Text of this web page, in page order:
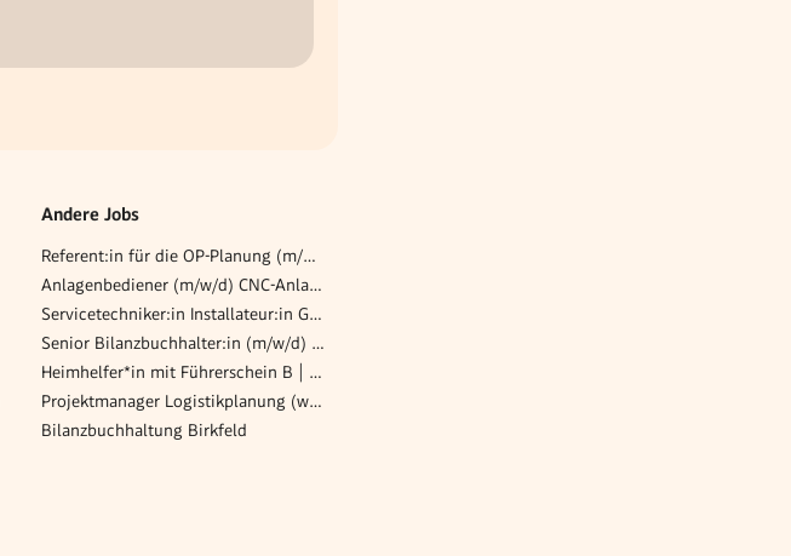
Andere Jobs
Referent:in für die OP-Planung (m/w/d)
Anlagenbediener (m/w/d) CNC-Anlagenbediener
Servicetechniker:in Installateur:in Gebäudetechnik
Senior Bilanzbuchhalter:in (m/w/d) | Option auf Teamleitung
Heimhelfer*in mit Führerschein B | Pflege Zuhause Wiental
Projektmanager Logistikplanung (w/m/x)
Bilanzbuchhaltung Birkfeld